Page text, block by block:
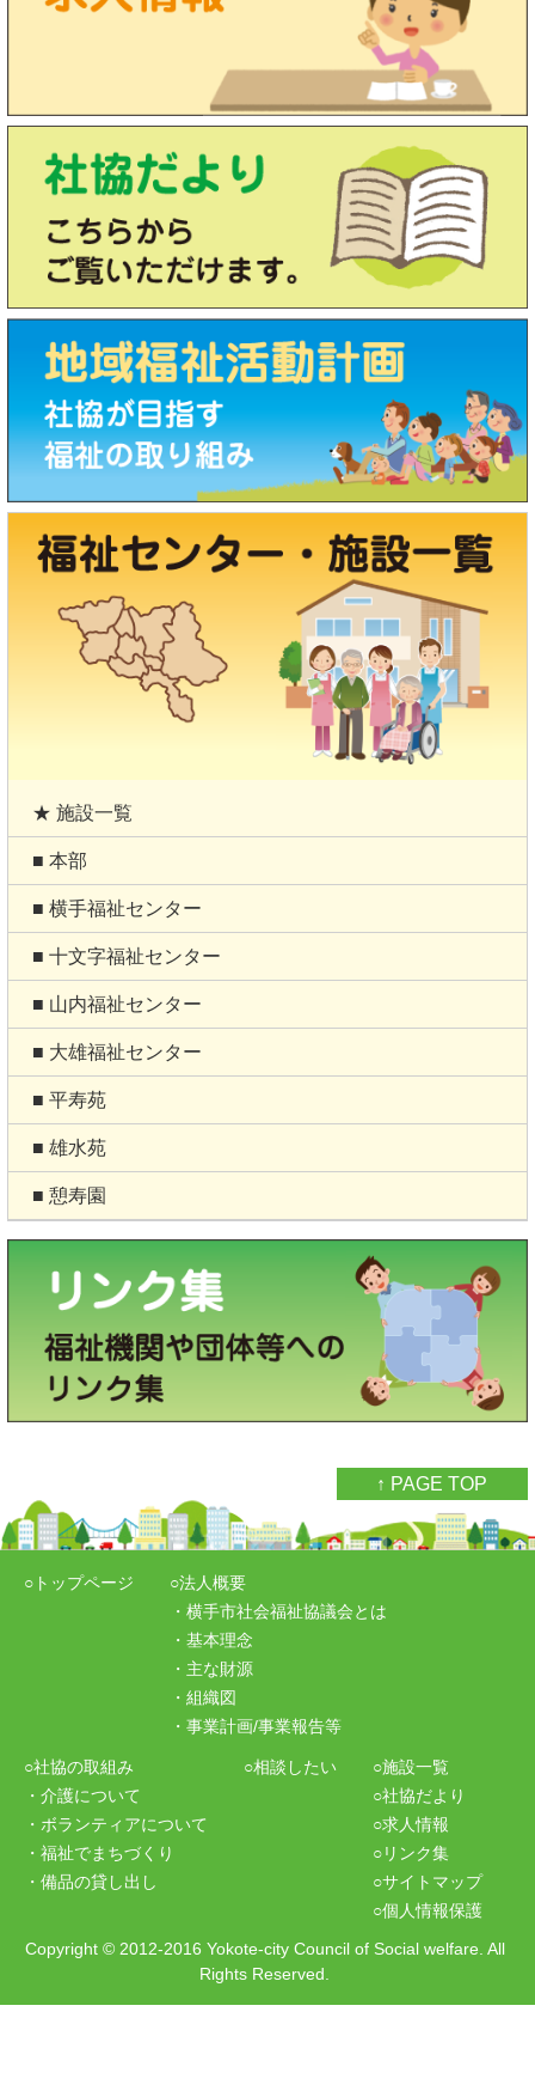
★ 施設一覧
■ 本部
■ 横手福祉センター
■ 十文字福祉センター
■ 山内福祉センター
■ 大雄福祉センター
■ 平寿苑
■ 雄水苑
■ 憩寿園
↑ PAGE TOP
○トップページ
○法人概要
・横手市社会福祉協議会とは
・基本理念
・主な財源
・組織図
・事業計画/事業報告等
○社協の取組み
・介護について
・ボランティアについて
・福祉でまちづくり
・備品の貸し出し
○相談したい
○施設一覧
○社協だより
○求人情報
○リンク集
○サイトマップ
○個人情報保護
Copyright© 2012-2016 Yokote-city Council of Social welfare. All
Rights Reserved.